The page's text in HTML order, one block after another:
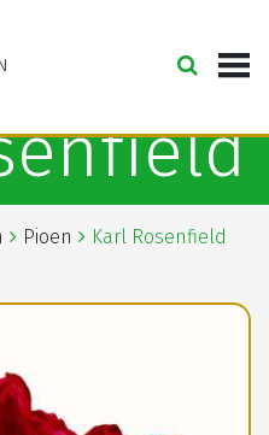
Pioen Karl Rosenfield